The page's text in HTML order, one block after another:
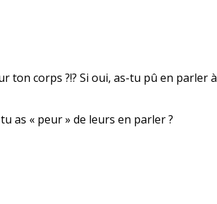
ton corps ?!? Si oui, as-tu pû en parler à
as « peur » de leurs en parler ?